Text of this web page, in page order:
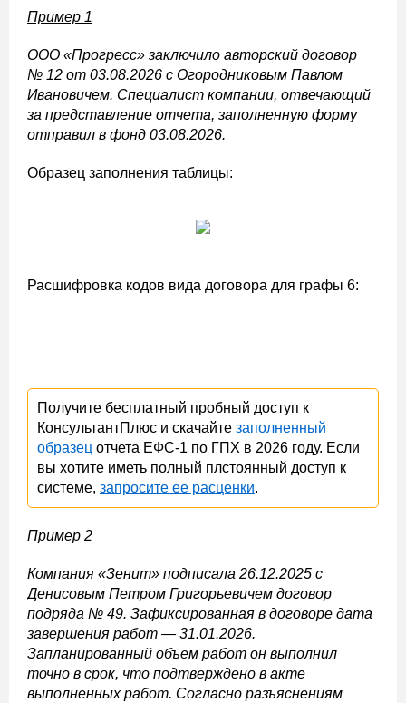
Пример 1
ООО «Прогресс» заключило авторский договор
№ 12 от 03.08.2026 с Огородниковым Павлом
Ивановичем. Специалист компании, отвечающий
за представление отчета, заполненную форму
отправил в фонд 03.08.2026.
Образец заполнения таблицы:
Расшифровка кодов вида договора для графы 6:
Получите бесплатный пробный доступ к
КонсультантПлюс и скачайте заполненный
образец отчета ЕФС-1 по ГПХ в 2026 году. Если
вы хотите иметь полный плстоянный доступ к
системе, запросите ее расценки.
Пример 2
Компания «Зенит» подписала 26.12.2025 с
Денисовым Петром Григорьевичем договор
подряда № 49. Зафиксированная в договоре дата
завершения работ — 31.01.2026.
Запланированный объем работ он выполнил
точно в срок, что подтверждено в акте
выполненных работ. Согласно разъяснениям